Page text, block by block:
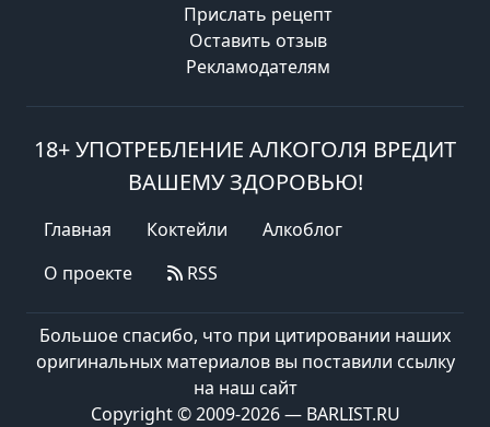
Прислать рецепт
Оставить отзыв
Рекламодателям
18+ УПОТРЕБЛЕНИЕ АЛКОГОЛЯ ВРЕДИТ
ВАШЕМУ ЗДОРОВЬЮ!
Главная Коктейли
Алкоблог
О проекте
RSS
Большое спасибо, что при цитировании наших
оригинальных материалов вы поставили ссылку
на наш сайт
Copyright © 2009-2026 — BARLIST.RU